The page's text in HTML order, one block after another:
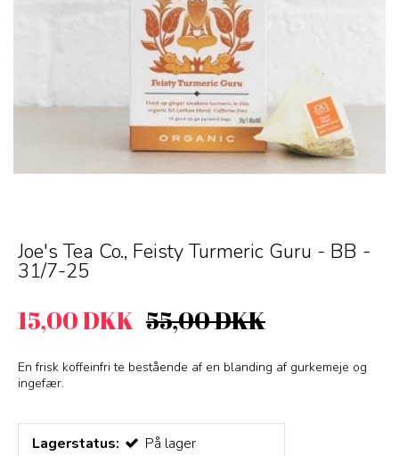
Joe's Tea Co., Feisty Turmeric Guru - BB -
31/7-25
15,00 DKK 55,00 DKK
En frisk koffeinfri te bestående af en blanding af gurkemeje og
ingefær.
Lagerstatus: På lager